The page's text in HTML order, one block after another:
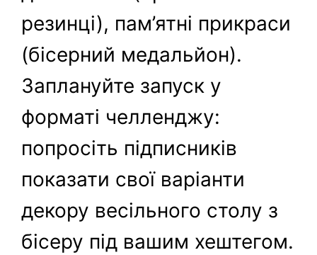
резинці), пам’ятні прикраси
(бісерний медальйон).
Заплануйте запуск у
форматі челленджу:
попросіть підписників
показати свої варіанти
декору весільного столу з
бісеру під вашим хештегом.